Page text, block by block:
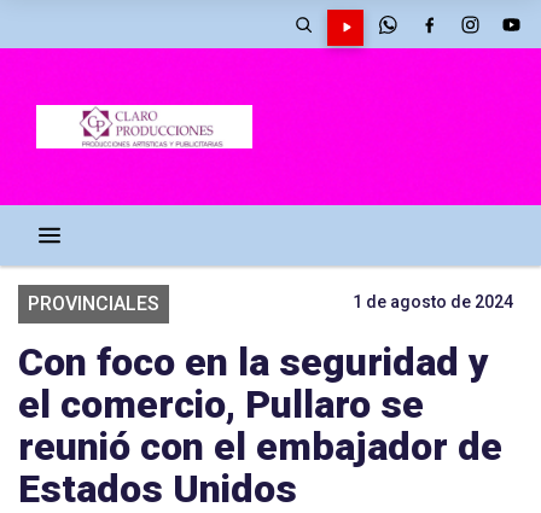
PROVINCIALES 1 de agosto de 2024
Con foco en la seguridad y
el comercio, Pullaro se
reunió con el embajador de
Estados Unidos